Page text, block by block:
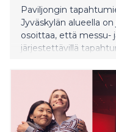
Paviljongin
Jyväskylän alueella
osoittaa, että messu-
järjestettävillä